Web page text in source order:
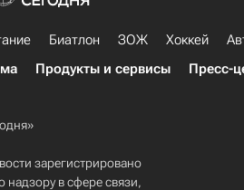
Биатлон ЗОЖ Хоккей
Продукты и сервисы Пресс-
зарегистрировано
надзору в сфере связи,